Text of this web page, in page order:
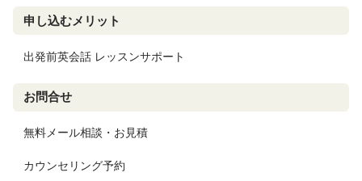
申し込むメリット
出発前英会話 レッスンサポート
お問合せ
無料メール相談・お見積
カウンセリング予約